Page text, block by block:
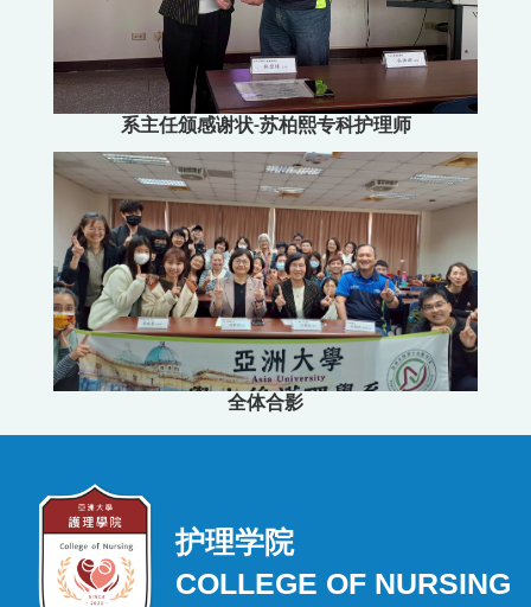
系主任颁感谢状-苏柏熙专科护理师
全体合影
护理学院
COLLEGE OF NURSING